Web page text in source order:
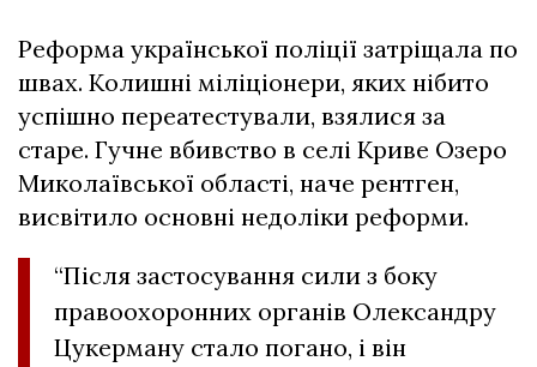
Реформа української поліції затріщала по
швах. Колишні міліціонери, яких нібито
успішно переатестували, взялися за
старе. Гучне вбивство в селі Криве Озеро
Миколаївської області, наче рентген,
висвітило основні недоліки реформи.
“Після застосування сили з боку
правоохоронних органів Олександру
Цукерману стало погано, і він